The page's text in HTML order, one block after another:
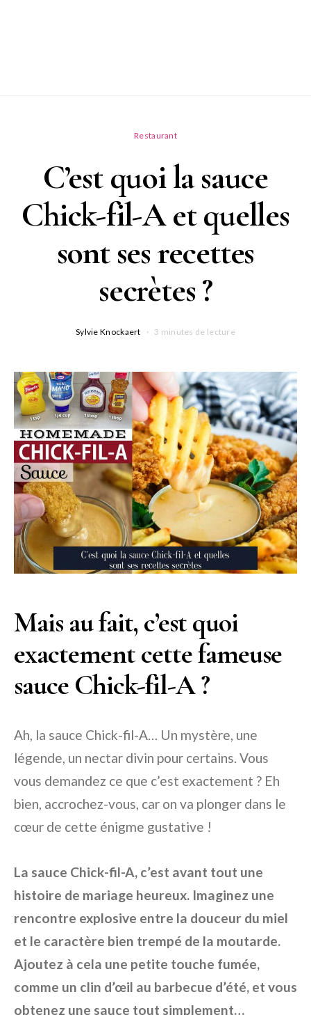
Restaurant
C’est quoi la sauce
Chick-fil-A et quelles
sont ses recettes
secrètes ?
Sylvie Knockaert 3 minutes de lecture
Mais au fait, c’est quoi
exactement cette fameuse
sauce Chick-fil-A ?
Ah, la sauce Chick-fil-A… Un mystère, une
légende, un nectar divin pour certains. Vous
vous demandez ce que c’est exactement ? Eh
bien, accrochez-vous, car on va plonger dans le
cœur de cette énigme gustative !
La sauce Chick-fil-A, c’est avant tout une
histoire de mariage heureux. Imaginez une
rencontre explosive entre la douceur du miel
et le caractère bien trempé de la moutarde.
Ajoutez à cela une petite touche fumée,
comme un clin d’œil au barbecue d’été, et vous
obtenez une sauce tout simplement…